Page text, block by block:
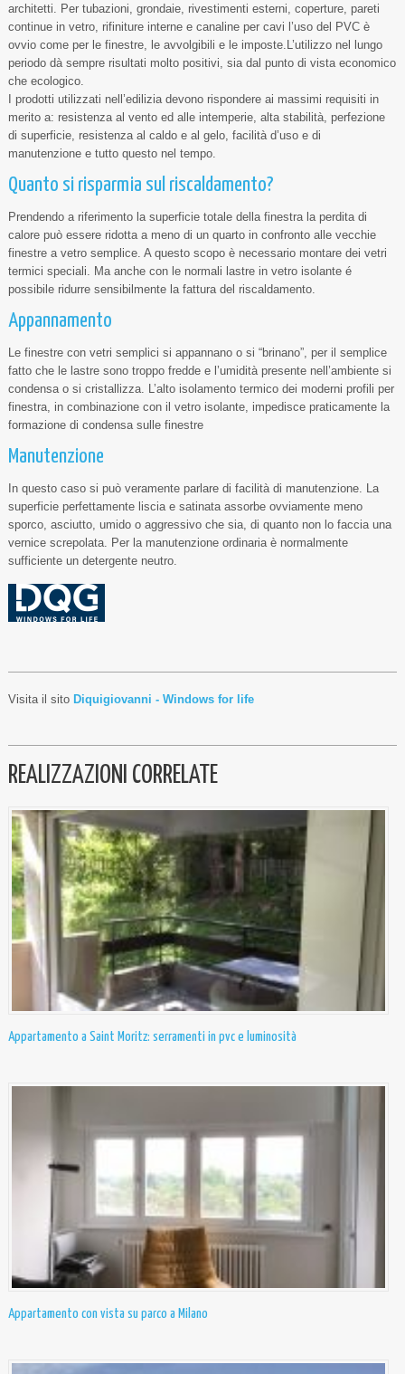
architetti. Per tubazioni, grondaie, rivestimenti esterni, coperture, pareti
continue in vetro, rifiniture interne e canaline per cavi l’uso del PVC è
ovvio come per le finestre, le avvolgibili e le imposte.L’utilizzo nel lungo
periodo dà sempre risultati molto positivi, sia dal punto di vista economico
che ecologico.
I prodotti utilizzati nell’edilizia devono rispondere ai massimi requisiti in
merito a: resistenza al vento ed alle intemperie, alta stabilità, perfezione
di superficie, resistenza al caldo e al gelo, facilità d’uso e di
manutenzione e tutto questo nel tempo.
Quanto si risparmia sul riscaldamento?
Prendendo a riferimento la superficie totale della finestra la perdita di
calore può essere ridotta a meno di un quarto in confronto alle vecchie
finestre a vetro semplice. A questo scopo è necessario montare dei vetri
termici speciali. Ma anche con le normali lastre in vetro isolante é
possibile ridurre sensibilmente la fattura del riscaldamento.
Appannamento
Le finestre con vetri semplici si appannano o si “brinano”, per il semplice
fatto che le lastre sono troppo fredde e l’umidità presente nell’ambiente si
condensa o si cristallizza. L’alto isolamento termico dei moderni profili per
finestra, in combinazione con il vetro isolante, impedisce praticamente la
formazione di condensa sulle finestre
Manutenzione
In questo caso si può veramente parlare di facilità di manutenzione. La
superficie perfettamente liscia e satinata assorbe ovviamente meno
sporco, asciutto, umido o aggressivo che sia, di quanto non lo faccia una
vernice screpolata. Per la manutenzione ordinaria è normalmente
sufficiente un detergente neutro.
Visita il sito Diquigiovanni - Windows for life
REALIZZAZIONI CORRELATE
Appartamento a Saint Moritz: serramenti in pvc e luminosità
Appartamento con vista su parco a Milano